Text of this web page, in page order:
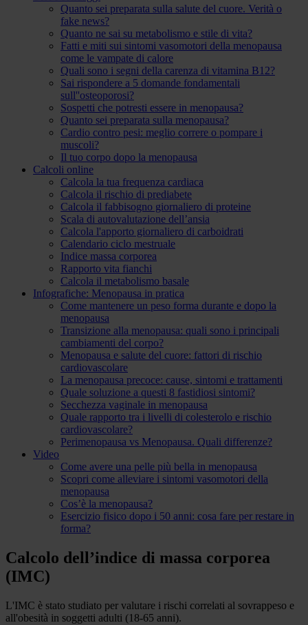
Quanto sei preparata sulla salute del cuore. Verità o
fake news?
Quanto ne sai su metabolismo e stile di vita?
Fatti e miti sui sintomi vasomotori della menopausa
come le vampate di calore
Quali sono i segni della carenza di vitamina B12?
Sai rispondere a 5 domande fondamentali
sull''osteoporosi?
Sospetti che potresti essere in menopausa?
Quanto sei preparata sulla menopausa?
Cardio contro pesi: meglio correre o pompare i
muscoli?
Il tuo corpo dopo la menopausa
Calcoli online
Calcola la tua frequenza cardiaca
Calcola il rischio di prediabete
Calcola il fabbisogno giornaliero di proteine
Scala di autovalutazione dell’ansia
Calcola l'apporto giornaliero di carboidrati
Calendario ciclo mestruale
Indice massa corporea
Rapporto vita fianchi
Calcola il metabolismo basale
Infografiche: Menopausa in pratica
Come mantenere un peso forma durante e dopo la
menopausa
Transizione alla menopausa: quali sono i principali
cambiamenti del corpo?
Menopausa e salute del cuore: fattori di rischio
cardiovascolare
La menopausa precoce: cause, sintomi e trattamenti
Quale soluzione a questi 8 fastidiosi sintomi?
Secchezza vaginale in menopausa
Quale rapporto tra i livelli di colesterolo e rischio
cardiovascolare?
Perimenopausa vs Menopausa. Quali differenze?
Video
Come avere una pelle più bella in menopausa
Scopri come alleviare i sintomi vasomotori della
menopausa
Cos’è la menopausa?
Esercizio fisico dopo i 50 anni: cosa fare per restare in
forma?
Calcolo dell’indice di massa corporea
(IMC)
L'IMC è stato studiato per valutare i rischi correlati al sovrappeso e
all'obesità in soggetti adulti (18-65 anni).